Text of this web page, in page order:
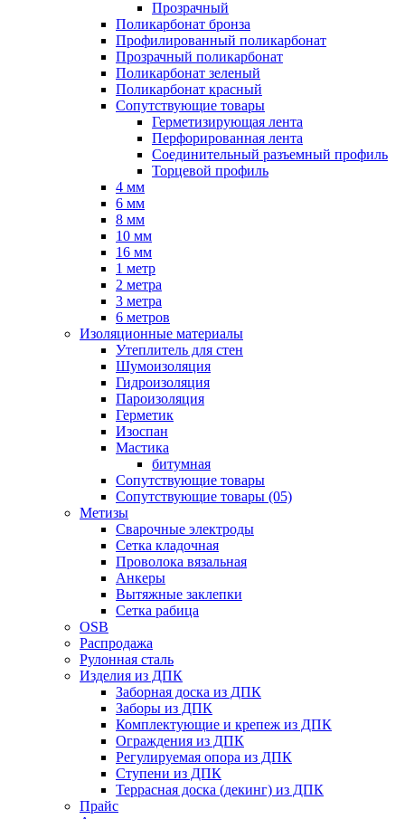
Прозрачный
Поликарбонат бронза
Профилированный поликарбонат
Прозрачный поликарбонат
Поликарбонат зеленый
Поликарбонат красный
Сопутствующие товары
Герметизирующая лента
Перфорированная лента
Соединительный разъемный профиль
Торцевой профиль
4 мм
6 мм
8 мм
10 мм
16 мм
1 метр
2 метра
3 метра
6 метров
Изоляционные материалы
Утеплитель для стен
Шумоизоляция
Гидроизоляция
Пароизоляция
Герметик
Изоспан
Мастика
битумная
Сопутствующие товары
Сопутствующие товары (05)
Метизы
Сварочные электроды
Сетка кладочная
Проволока вязальная
Анкеры
Вытяжные заклепки
Сетка рабица
OSB
Распродажа
Рулонная сталь
Изделия из ДПК
Заборная доска из ДПК
Заборы из ДПК
Комплектующие и крепеж из ДПК
Ограждения из ДПК
Регулируемая опора из ДПК
Ступени из ДПК
Террасная доска (декинг) из ДПК
Прайс